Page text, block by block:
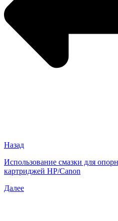
Назад
Использование смазки для
картриджей HP/Canon
Далее